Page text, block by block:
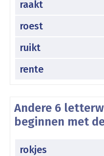
raakt
roest
ruikt
rente
Andere 6
beginnen met
rokjes